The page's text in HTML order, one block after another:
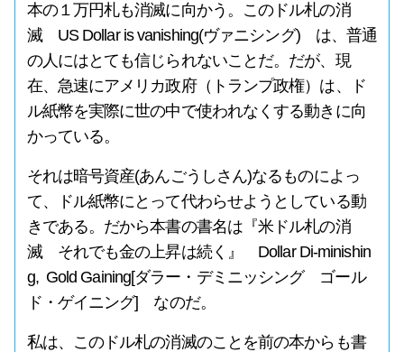
本の１万円札も消滅に向かう。このドル札の消
滅 US Dollar is vanishing(ヴァニシング) は、普通
の人にはとても信じられないことだ。だが、現
在、急速にアメリカ政府（トランプ政権）は、ド
ル紙幣を実際に世の中で使われなくする動きに向
かっている。
それは暗号資産(あんごうしさん)なるものによっ
て、ドル紙幣にとって代わらせようとしている動
きである。だから本書の書名は『米ドル札の消
滅 それでも金の上昇は続く』 Dollar Di-minishin
g, Gold Gaining[ダラー・デミニッシング ゴール
ド・ゲイニング] なのだ。
私は、このドル札の消滅のことを前の本からも書